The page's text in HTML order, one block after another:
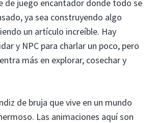
de juego encantador donde todo se
ya sea construyendo algo
un artículo increíble. Hay
y NPC para charlar un poco, pero
más en explorar, cosechar y
de bruja que vive en un mundo
Las animaciones aquí son